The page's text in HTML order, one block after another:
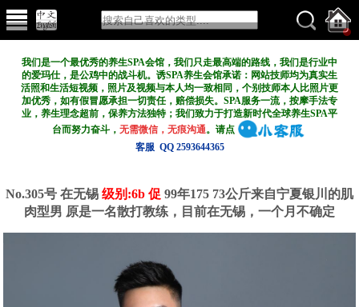
我们是一个最优秀的养生SPA会馆，我们只走最高端的路线，我们是行业中
的爱玛仕，是公鸡中的战斗机。诱SPA养生会馆承诺：网站技师均为真实生
活照和生活短视频，照片及视频与本人均一致相同，个别技师本人比照片更
加优秀，如有假冒愿承担一切责任，赔偿损失。SPA服务一流，按摩手法专
业，养生理念超前，保养方法独特；我们致力于打造新时代全球养生SPA平
台而努力奋斗，无需微信，无痕沟通。请点
客服 QQ 2593644365
No.305号 在无锡 级别:6b 促 99年175 73公斤来自宁夏银川的肌
肉型男 原是一名散打教练，目前在无锡，一个月不确定